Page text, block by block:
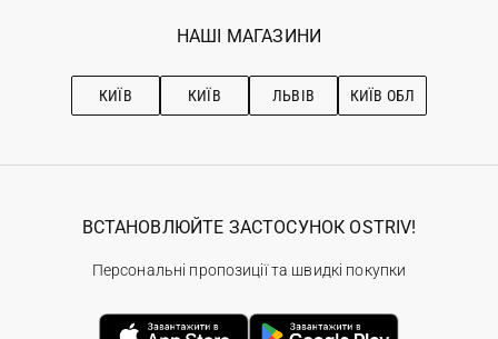
Ostriv Club+
Наші магазини
Рекомендації з догляду
НАШІ МАГАЗИНИ
КИЇВ КИЇВ ЛЬВІВ КИЇВ ОБЛ
ВСТАНОВЛЮЙТЕ ЗАСТОСУНОК OSTRIV!
Персональні пропозиції та швидкі покупки